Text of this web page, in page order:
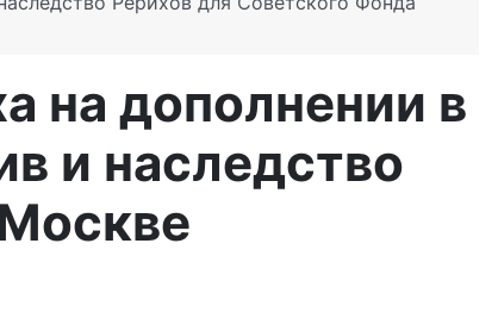
на дополнении в
и наследство